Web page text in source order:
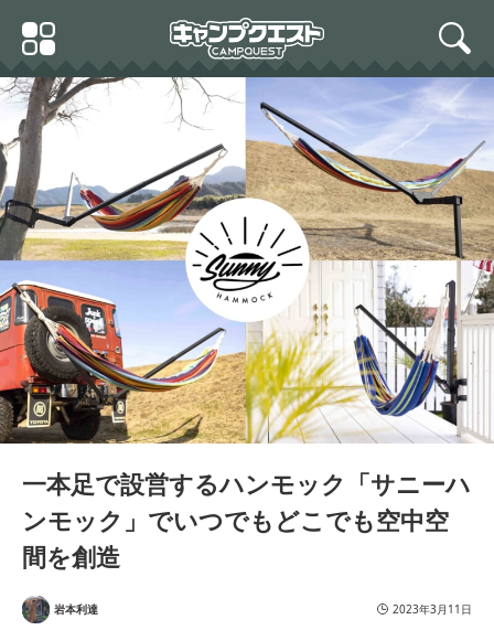
Primary
Menu
search
一本足で設営するハンモック「サニーハ
ンモック」でいつでもどこでも空中空
間を創造
岩本利達 2023年3月11日